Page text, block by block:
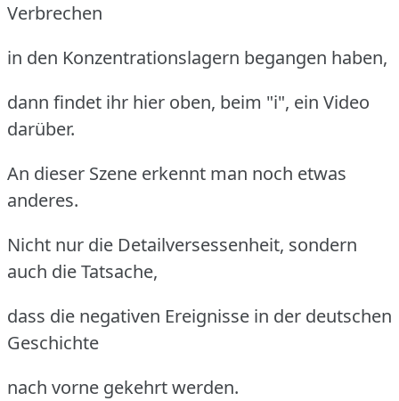
Verbrechen
in den Konzentrationslagern begangen haben,
dann findet ihr hier oben, beim "i", ein Video
darüber.
An dieser Szene erkennt man noch etwas
anderes.
Nicht nur die Detailversessenheit, sondern
auch die Tatsache,
dass die negativen Ereignisse in der deutschen
Geschichte
nach vorne gekehrt werden.